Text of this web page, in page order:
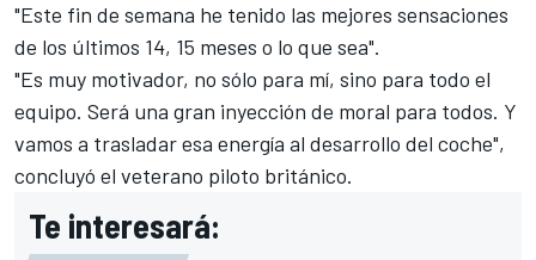
"Este fin de semana he tenido las mejores sensaciones
de los últimos 14, 15 meses o lo que sea".
"Es muy motivador, no sólo para mí, sino para todo el
equipo. Será una gran inyección de moral para todos. Y
vamos a trasladar esa energía al desarrollo del coche",
concluyó el veterano piloto británico.
Te interesará: